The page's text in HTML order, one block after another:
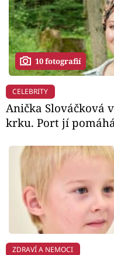
Přihlášení
Sledujte nás
10 fotografií
CELEBRITY
Anička Slováčková
krku. Port jí
ZDRAVÍ A NEMOCI